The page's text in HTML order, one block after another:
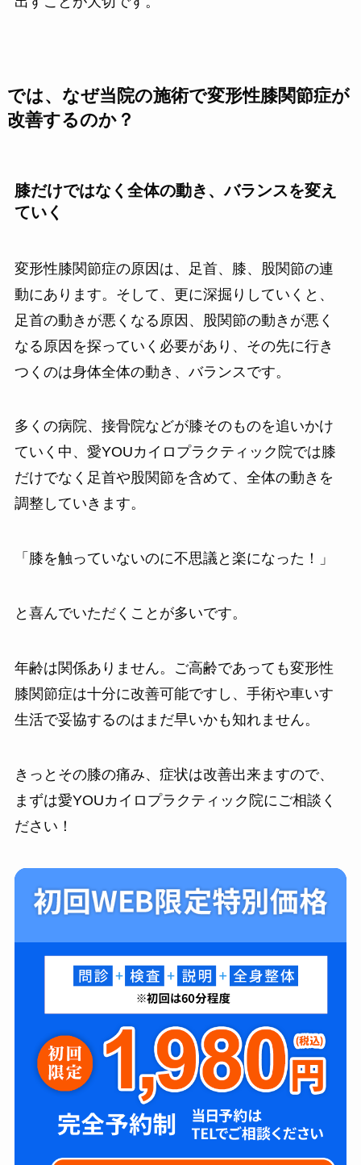
では、なぜ当院の施術で変形性膝関節症が
改善するのか？
膝だけではなく全体の動き、バランスを変え
ていく
変形性膝関節症の原因は、足首、膝、股関節の連
動にあります。そして、更に深掘りしていくと、
足首の動きが悪くなる原因、股関節の動きが悪く
なる原因を探っていく必要があり、その先に行き
つくのは身体全体の動き、バランスです。
多くの病院、接骨院などが膝そのものを追いかけ
ていく中、愛YOUカイロプラクティック院では膝
だけでなく足首や股関節を含めて、全体の動きを
調整していきます。
「膝を触っていないのに不思議と楽になった！」
と喜んでいただくことが多いです。
年齢は関係ありません。ご高齢であっても変形性
膝関節症は十分に改善可能ですし、手術や車いす
生活で妥協するのはまだ早いかも知れません。
きっとその膝の痛み、症状は改善出来ますので、
まずは愛YOUカイロプラクティック院にご相談く
ださい！